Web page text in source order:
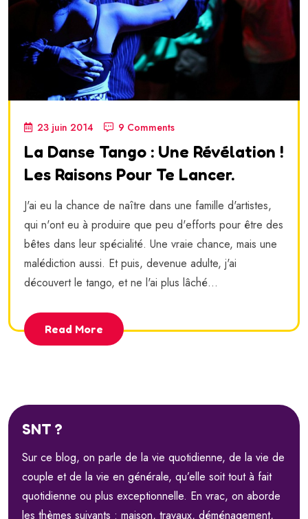
23 juin 2014 9 Comments
La Danse Tango : Une Révélation !
Les Raisons Pour Te Lancer.
J'ai eu la chance de naître dans une famille d'artistes,
qui n'ont eu à produire que peu d'efforts pour être des
bêtes dans leur spécialité. Une vraie chance, mais une
malédiction aussi. Et puis, devenue adulte, j'ai
découvert le tango, et ne l'ai plus lâché...
Read More
SNT ?
Sur ce blog, on parle de la vie quotidienne, de la vie de
couple et de la vie en générale, qu’elle soit tout à fait
quotidienne ou plus exceptionnelle. En vrac, on aborde
les thèmes suivants : maison, travaux, déménagement,